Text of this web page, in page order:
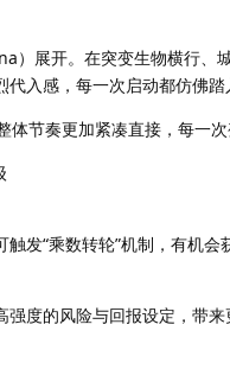
）展开。在突变生物横行、
入感，每一次启动都仿佛踏
节奏更加紧凑直接，每一次
发“乘数转轮”机制，有机会
度的风险与回报设定，带来